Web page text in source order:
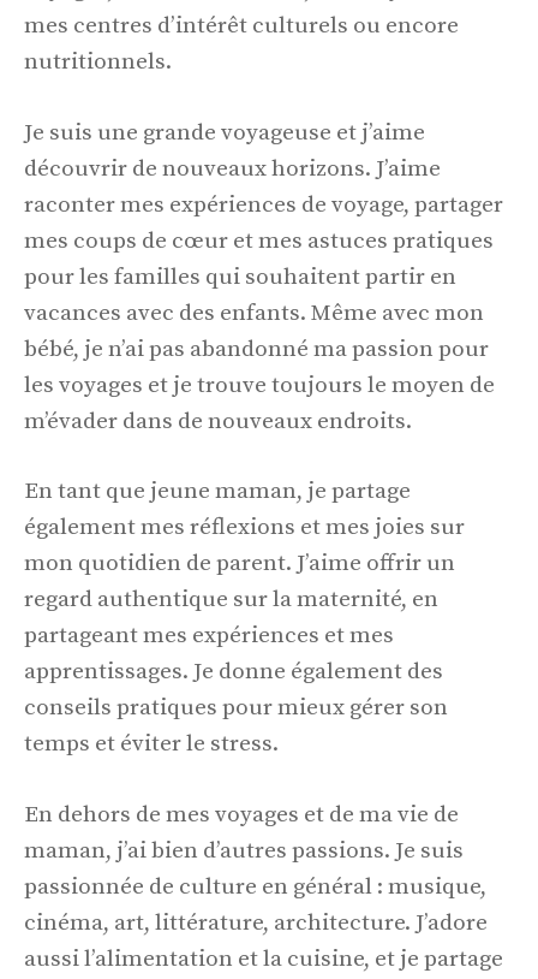
mes centres d’intérêt culturels ou encore
nutritionnels.
Je suis une grande voyageuse et j’aime
découvrir de nouveaux horizons. J’aime
raconter mes expériences de voyage, partager
mes coups de cœur et mes astuces pratiques
pour les familles qui souhaitent partir en
vacances avec des enfants. Même avec mon
bébé, je n’ai pas abandonné ma passion pour
les voyages et je trouve toujours le moyen de
m’évader dans de nouveaux endroits.
En tant que jeune maman, je partage
également mes réflexions et mes joies sur
mon quotidien de parent. J’aime offrir un
regard authentique sur la maternité, en
partageant mes expériences et mes
apprentissages. Je donne également des
conseils pratiques pour mieux gérer son
temps et éviter le stress.
En dehors de mes voyages et de ma vie de
maman, j’ai bien d’autres passions. Je suis
passionnée de culture en général : musique,
cinéma, art, littérature, architecture. J’adore
aussi l’alimentation et la cuisine, et je partage